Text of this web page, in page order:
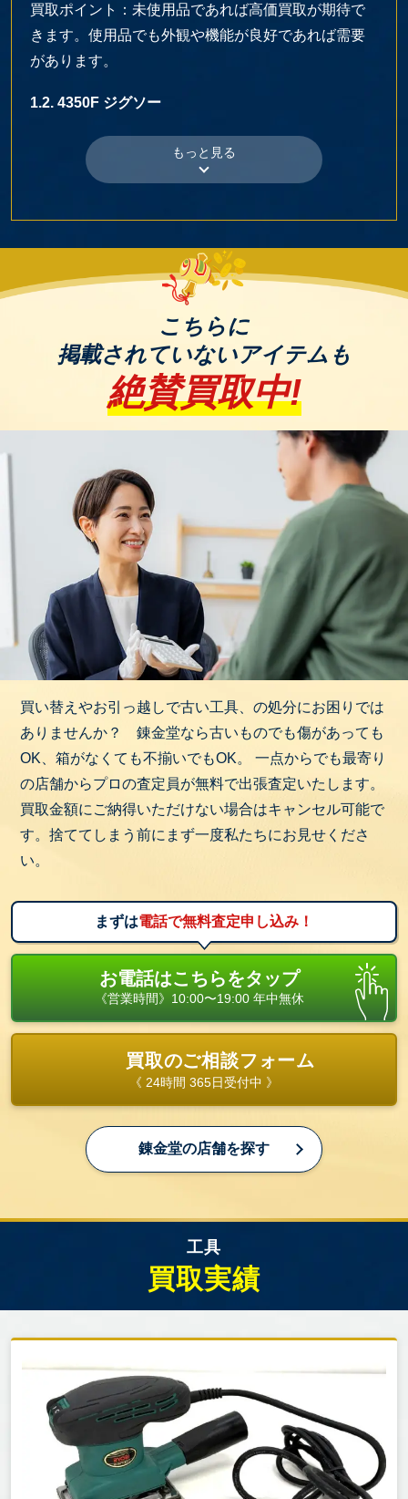
買取ポイント：未使用品であれば高価買取が期待で
きます。使用品でも外観や機能が良好であれば需要
があります。
1.2. 4350F ジグソー
飛ばしながら作業が可能です。左右45度の傾斜切断
ができ、多様な加工に対応します。
買取ポイント：未使用品であれば高価買取が期待で
きます。使用品でも状態が良好であれば需要があり
2. ハイコーキ（HiKOKI）
旧日立工機として知られ、高性能な電動工具を提供
しています。プロフェッショナル向けの製品が多
く、信頼性があります。
2.1. 36V 充電式セーバーソー CR36DA
マルチボルトシリーズの一つで、業界トップクラス
の切断スピードを誇ります。速度は4段階に調整可能
で、低振動設計により扱いやすさが向上していま
買取ポイント：未使用品であれば高価買取が期待で
きます。使用品でも状態が良好であれば需要があり
ます。
2.2. 電気ディスクグラインダー XP2000
買取ポイント：未使用品であれば高価買取が期待で
きます。使用品でも状態が良好であれば需要があり
ます。
ドイツの大手電動工具メーカーで、革新的な技術と
高品質な製品で知られています。
3.1. 電気のこぎり PFZ500E
500Wのハイパワーモーターを搭載し、木材から金属
まで幅広く切断可能です。低振動設計で安定した作
業が行えます。
買取ポイント：未使用品であれば高価買取が期待で
整が可能です。広いベルト幅により効率的な研削作
4. パナソニック（Panasonic）
日本の総合家電メーカーで、電動工具分野でも高い
技術力を持っています。
4.1. インパクトドライバー EZ7521LA2S
こちらに
掲載されていないアイテムも
絶賛買取中!
買い替えやお引っ越しで古い工具、の処分にお困りでは
ありませんか？ 錬金堂なら古いものでも傷があっても
OK、箱がなくても不揃いでもOK。 一点からでも最寄り
の店舗からプロの査定員が無料で出張査定いたします。
買取金額にご納得いただけない場合はキャンセル可能で
す。捨ててしまう前にまず一度私たちにお見せくださ
い。
まずは電話で無料査定申し込み！
お電話はこちらをタップ
《営業時間》10:00〜19:00 年中無休
買取のご相談フォーム
《 24時間 365日受付中 》
錬金堂の店舗を探す
工具
買取実績